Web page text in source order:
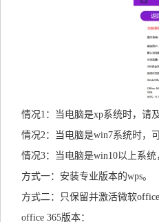
情况1：当电脑是xp系统时，请
情况2：当电脑是win7系统时，
情况3：当电脑是win10以上系统
方式一：安装专业版本的wps。
方式二：只保留并激活微软
office 365版本：